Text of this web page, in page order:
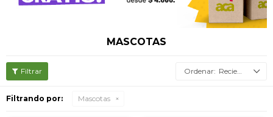
MASCOTAS
Recientes
Filtrando por: Mascotas